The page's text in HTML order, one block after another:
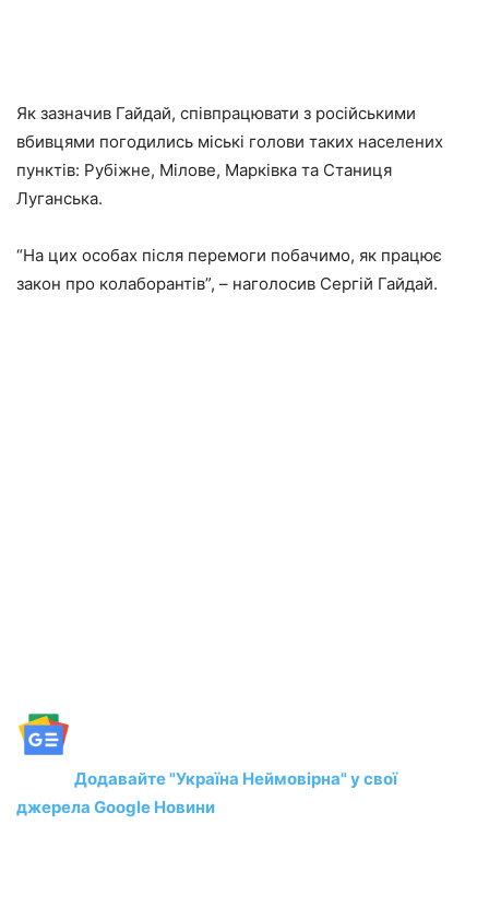
Як зазначив Гайдай, співпрацювати з російськими
вбивцями погодились міські голови таких населених
пунктів: Рубіжне, Мілове, Марківка та Станиця
Луганська.
“На цих особах після перемоги побачимо, як працює
закон про колаборантів”, – наголосив Сергій Гайдай.
Додавайте "Україна Неймовірна" у свої
джерела Google Новини